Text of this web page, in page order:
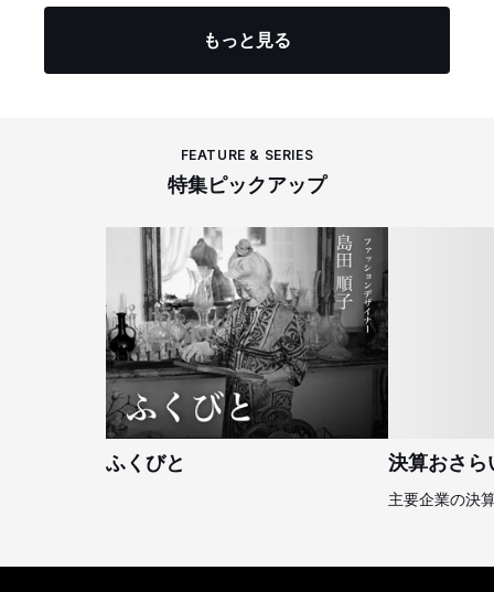
もっと見る
FEATURE & SERIES
特集ピックアップ
ふくびと 決算おさら
主要企業の決